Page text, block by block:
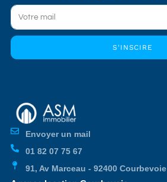
S'INSCIRE
Envoyer un mail
01 82 07 75 67
91, Av Marceau - 92400 Courbevoie